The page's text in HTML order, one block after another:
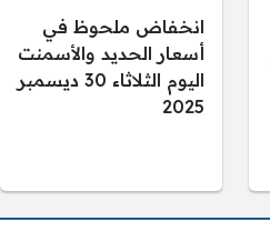
انخفاض ملحوظ في
أسعار الحديد والأسمنت
اليوم الثلاثاء 30 ديسمبر
2025